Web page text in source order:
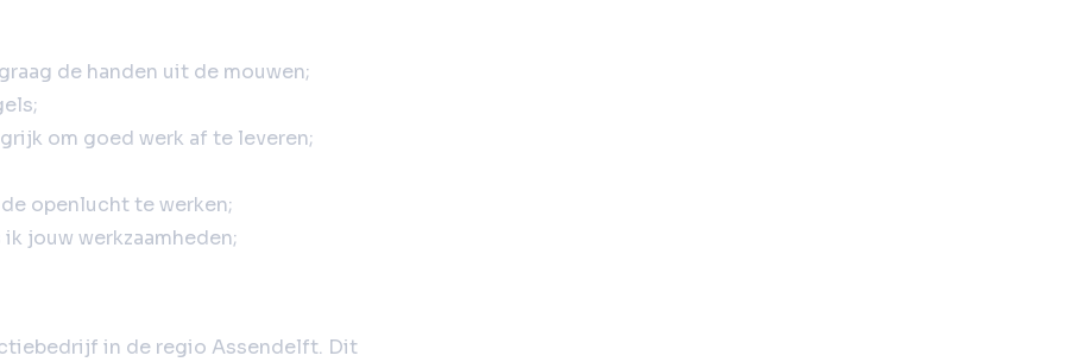
de handen uit de mouwen;
om goed werk af te leveren;
openlucht te werken;
jouw werkzaamheden;
in de regio Assendelft. Dit